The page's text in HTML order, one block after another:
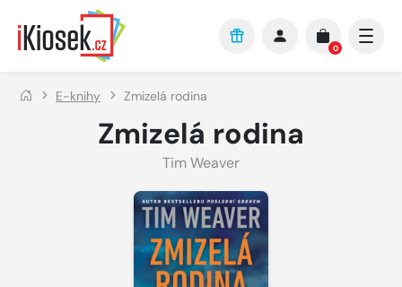
Přejít na hlavní obsah
0
E-knihy Zmizelá rodina
Zmizelá rodina
Tim Weaver